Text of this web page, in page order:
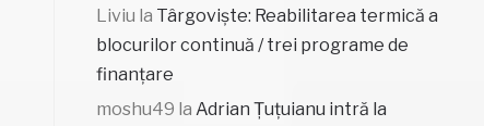
Liviu la Târgoviște: Reabilitarea termică a
blocurilor continuă / trei programe de
finanțare
moshu49 la Adrian Țuțuianu intră la